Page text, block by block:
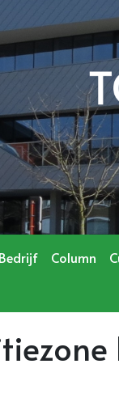
Bedrijf Column